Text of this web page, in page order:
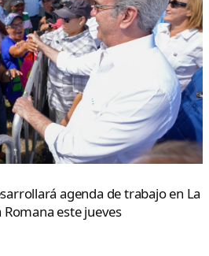
agenda de trabajo en La
este jueves